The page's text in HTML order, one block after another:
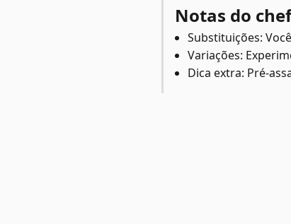
Notas do chef
Substituições:
Variações:
Dica extra: Pré-